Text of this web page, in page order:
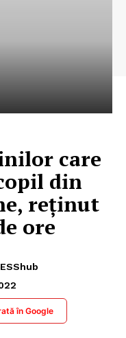
care
din
reţinut
ore
în Google